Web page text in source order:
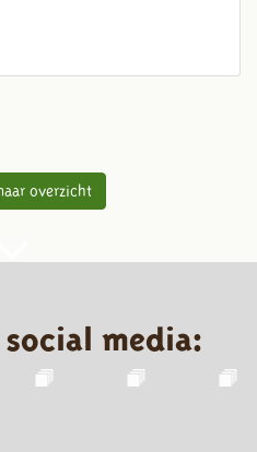
overzicht
media: